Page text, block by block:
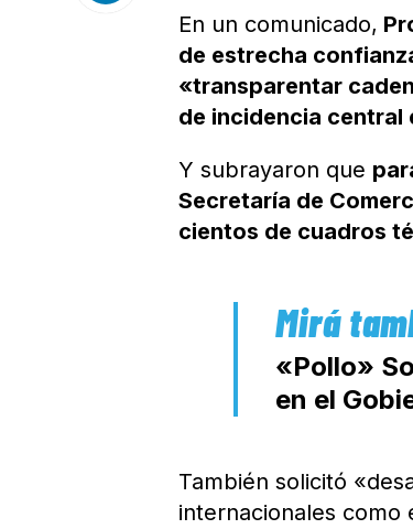
En un comunicado,
de estrecha
«transparentar
de incidencia central
Y subrayaron que
Secretaría de
cientos de cuadros
«Pollo»
en el
También solicitó
internacionales como